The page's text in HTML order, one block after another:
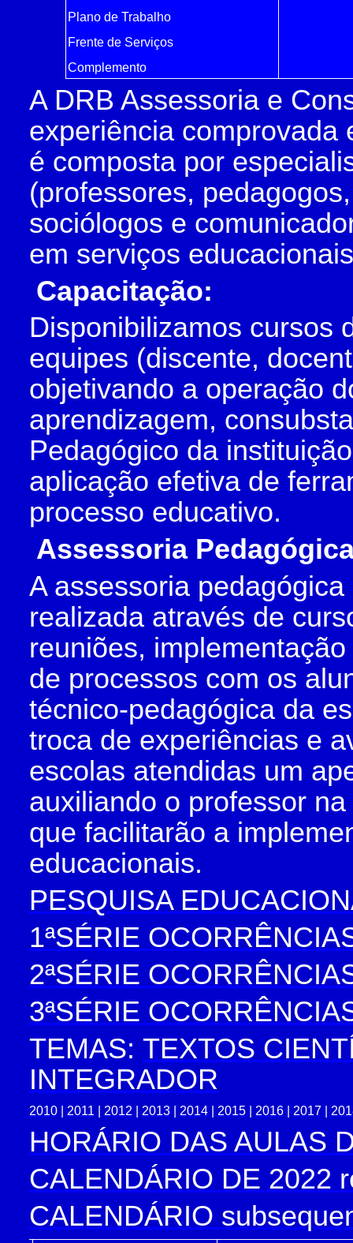
Plano de Trabalho
Frente de Serviços
Complemento
A DRB Assessoria e
experiência comprovada
é composta por
(professores,
sociólogos e
em serviços
Capacitação:
Disponibilizamos cursos
equipes (discente,
objetivando a operação
aprendizagem,
Pedagógico da
aplicação efetiva de
processo educativo.
Assessoria
A assessoria
realizada através de
reuniões,
de processos com os
técnico-pedagógica da
troca de experiências e
escolas atendidas um
auxiliando o professor
que facilitarão a
educacionais.
PESQUISA
1ªSÉRIE
2ªSÉRIE
3ªSÉRIE
TEMAS: TEXTOS
INTEGRADOR
2010| 2011 2012 2013| 2014 2015| 2016| 2017|
HORÁRIO DAS AULAS
CALENDÁRIO DE 2022
CALENDÁRIO